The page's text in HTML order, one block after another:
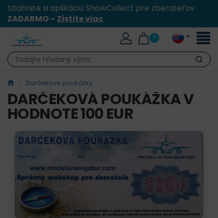
Stiahnite si aplikáciu ShowCollect pre zberateľov
ZADARMO – Zistite viac
0
Hľadať
Darčekové poukážky
DARČEKOVÁ POUKÁŽKA V
HODNOTE 100 EUR